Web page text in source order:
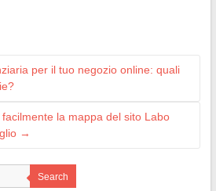
per il tuo negozio online: quali
la mappa del sito Labo
→
Search